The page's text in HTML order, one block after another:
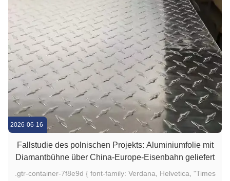
2026-06-16
Fallstudie des polnischen Projekts: Aluminiumfolie mit
Diamantbühne über China-Europe-Eisenbahn geliefert
.gtr-container-7f8e9d { font-family: Verdana, Helvetica, "Times